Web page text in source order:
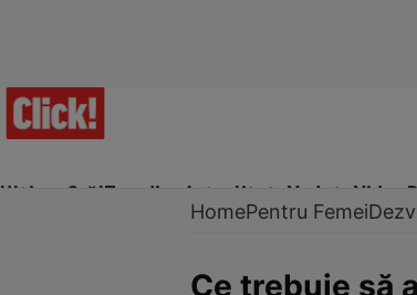
Ultima Oră!Trending Actualitate Vedete Video
HomePentru Femei
Ce trebuie să